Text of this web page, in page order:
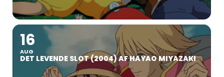
16
AUG
DET LEVENDE SLOT (2004) AF HAYAO MIYAZAKI